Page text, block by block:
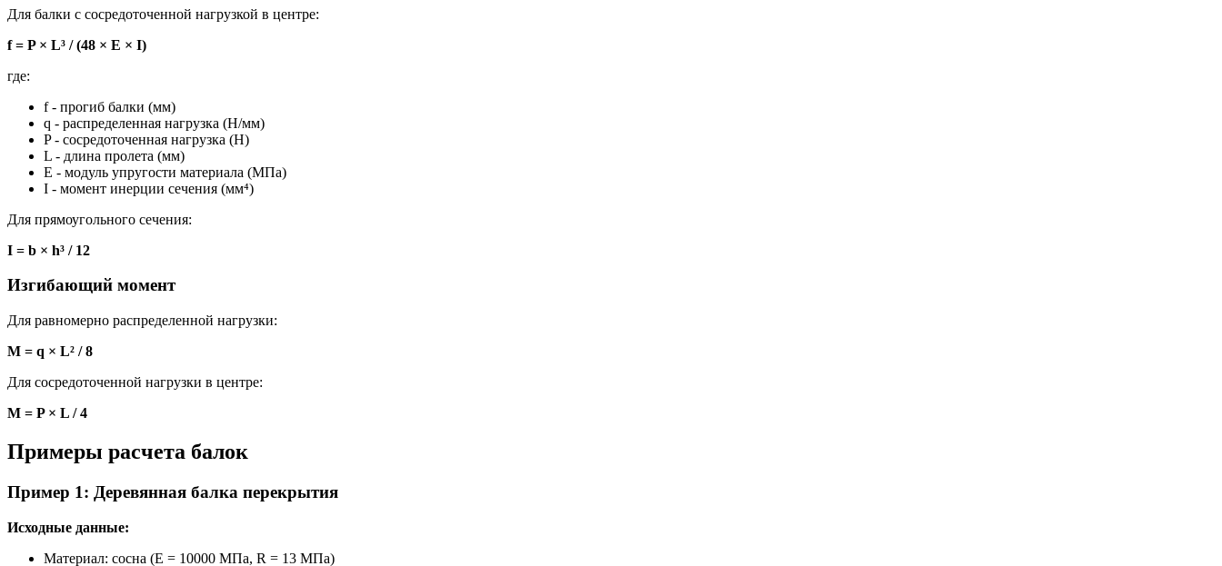
Для балки с сосредоточенной нагрузкой в центре:
f = P × L³ / (48 × E × I)
где:
f - прогиб балки (мм)
q - распределенная нагрузка (Н/мм)
P - сосредоточенная нагрузка (Н)
L - длина пролета (мм)
E - модуль упругости материала (МПа)
I - момент инерции сечения (мм⁴)
Для прямоугольного сечения:
I = b × h³ / 12
Изгибающий момент
Для равномерно распределенной нагрузки:
M = q × L² / 8
Для сосредоточенной нагрузки в центре:
M = P × L / 4
Примеры расчета балок
Пример 1: Деревянная балка перекрытия
Исходные данные:
Материал: сосна (E = 10000 МПа, R = 13 МПа)